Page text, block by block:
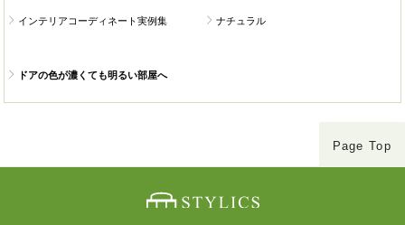
インテリアコーディネート実例集 ナチュラル
ドアの色が濃くても明るい部屋へ
Page Top